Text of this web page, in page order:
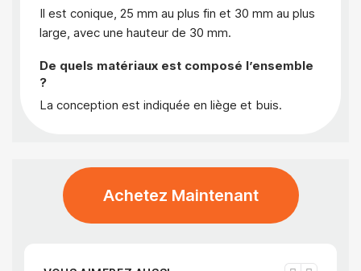
Il est conique, 25 mm au plus fin et 30 mm au plus
large, avec une hauteur de 30 mm.
De quels matériaux est composé l’ensemble
?
La conception est indiquée en liège et buis.
Achetez Maintenant